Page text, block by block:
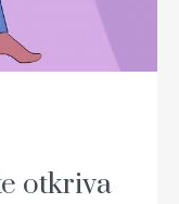
otkriva